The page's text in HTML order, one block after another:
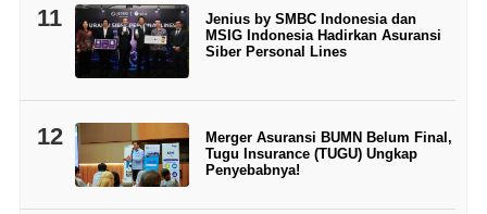
11
Jenius by SMBC Indonesia dan
MSIG Indonesia Hadirkan Asuransi
Siber Personal Lines
12
Merger Asuransi BUMN Belum Final,
Tugu Insurance (TUGU) Ungkap
Penyebabnya!